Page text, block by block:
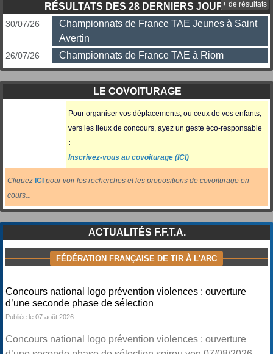
RÉSULTATS DES 28 DERNIERS JOURS
30/07/26
Championnats de France TAE Jeunes à Saint
Avertin
26/07/26 Championnats de France TAE à Riom
+ de résultats
LE COVOITURAGE
Pour organiser vos déplacements, ou ceux de vos enfants,
vers les lieux de concours, ayez un geste éco-responsable
:
Inscrivez-vous au covoiturage (ICI)
Cliquez ICI pour voir les recherches et les propositions de covoiturage en
cours...
ACTUALITÉS F.F.T.A.
FÉDÉRATION FRANÇAISE DE TIR À L'ARC
Concours national logo prévention violences : ouverture
d’une seconde phase de sélection
Publiée le 07 août 2026
Concours national logo prévention violences : ouverture